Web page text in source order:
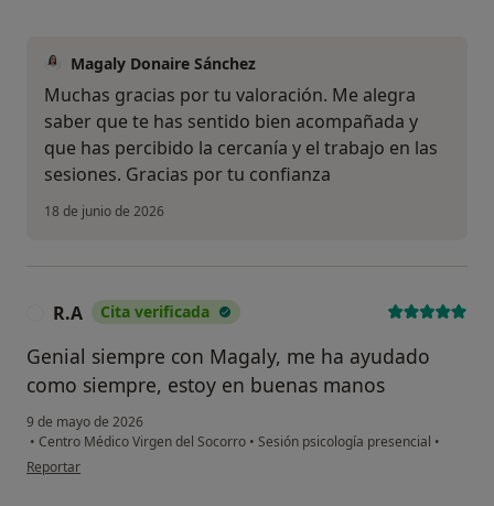
Magaly Donaire Sánchez
Muchas gracias por tu valoración. Me alegra
saber que te has sentido bien acompañada y
que has percibido la cercanía y el trabajo en las
sesiones. Gracias por tu confianza
18 de junio de 2026
R.A Cita verificada
Genial siempre con Magaly, me ha ayudado
como siempre, estoy en buenas manos
9 de mayo de 2026
• Centro Médico Virgen del Socorro • Sesión psicología presencial •
en opinión del usuario R.A
Reportar